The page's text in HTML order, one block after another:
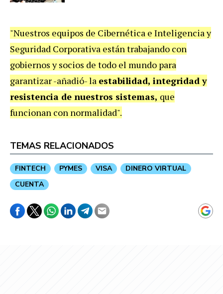
"Nuestros equipos de Cibernética e Inteligencia y
Seguridad Corporativa están trabajando con
gobiernos y socios de todo el mundo para
garantizar -añadió- la estabilidad, integridad y
resistencia de nuestros sistemas, que
funcionan con normalidad".
TEMAS RELACIONADOS
FINTECH PYMES VISA
DINERO VIRTUAL
CUENTA